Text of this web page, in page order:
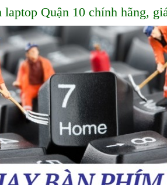
laptop Quận 10 chính hãng,